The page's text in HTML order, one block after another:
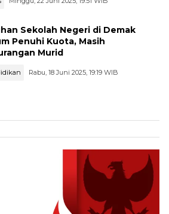
Sekolah Negeri di Demak
Penuhi Kuota, Masih
Murid
Rabu, 18 Juni 2025, 19:19 WIB